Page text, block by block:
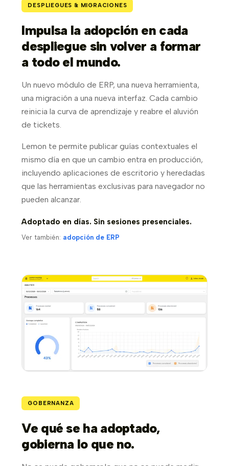
DESPLIEGUES & MIGRACIONES
Impulsa la adopción en cada
despliegue sin volver a formar
a todo el mundo.
Un nuevo módulo de ERP, una nueva herramienta,
una migración a una nueva interfaz. Cada cambio
reinicia la curva de aprendizaje y reabre el aluvión
de tickets.
Lemon te permite publicar guías contextuales el
mismo día en que un cambio entra en producción,
incluyendo aplicaciones de escritorio y heredadas
que las herramientas exclusivas para navegador no
pueden alcanzar.
Adoptado en días. Sin sesiones presenciales.
Ver también: adopción de ERP
GOBERNANZA
Ve qué se ha adoptado,
gobierna lo que no.